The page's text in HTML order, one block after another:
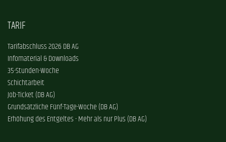
TARIF
Tarifabschluss 2026 DB AG
Infomaterial & Downloads
35-Stunden-Woche
Schichtarbeit
Job-Ticket (DB AG)
Grundsätzliche Fünf-Tage-Woche (DB AG)
Erhöhung des Entgeltes - Mehr als nur Plus (DB AG)